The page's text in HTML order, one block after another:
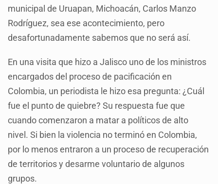
municipal de Uruapan, Michoacán, Carlos Manzo
Rodríguez, sea ese acontecimiento, pero
desafortunadamente sabemos que no será así.
En una visita que hizo a Jalisco uno de los ministros
encargados del proceso de pacificación en
Colombia, un periodista le hizo esa pregunta: ¿Cuál
fue el punto de quiebre? Su respuesta fue que
cuando comenzaron a matar a políticos de alto
nivel. Si bien la violencia no terminó en Colombia,
por lo menos entraron a un proceso de recuperación
de territorios y desarme voluntario de algunos
grupos.